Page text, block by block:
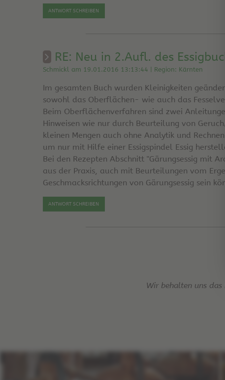
ANTWORT SCHREIBEN
RE: Neu in 2.Aufl. des
Schmickl am 19.01.2016 13:13:44 | Region: Kärnten
Im gesamten Buch wurden Kleinigkeiten
sowohl das Oberflächen- wie auch das
Beim Oberflächenverfahren sind zwei
Hinweisen wie nur durch Beurteilung von
kleinen Mengen auch ohne Analytik und
um nur mit Hilfe einer Essigspindel Essig
Bei den Rezepten Abschnitt "Gärungsessig mit
aus der Praxis, auch mit Beurteilungen vom
Geschmacksrichtungen von Gärungsessig sein
ANTWORT SCHREIBEN
Wir behalten uns das